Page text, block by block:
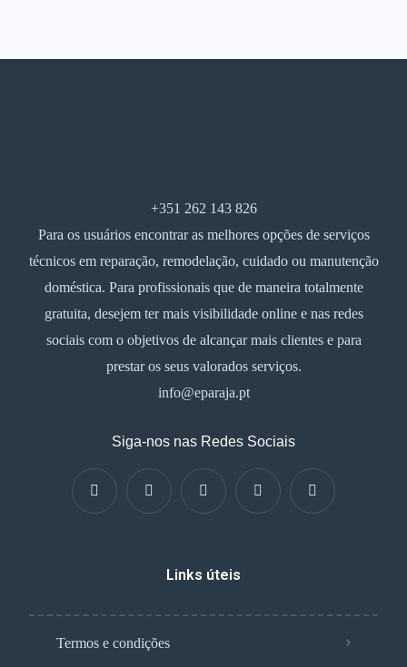
+351 262 143 826
Para os usuários encontrar as melhores opções de serviços
técnicos em reparação, remodelação, cuidado ou manutenção
doméstica. Para profissionais que de maneira totalmente
gratuita, desejem ter mais visibilidade online e nas redes
sociais com o objetivos de alcançar mais clientes e para
prestar os seus valorados serviços.
info@eparaja.pt
Siga-nos nas Redes Sociais
Links úteis
Termos e condições